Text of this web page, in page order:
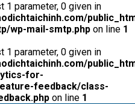
1 parameter, 0 given in
wp-mail-smtp.php on line 1
1 parameter, 0 given in
for-
feedback/class-
on line 1